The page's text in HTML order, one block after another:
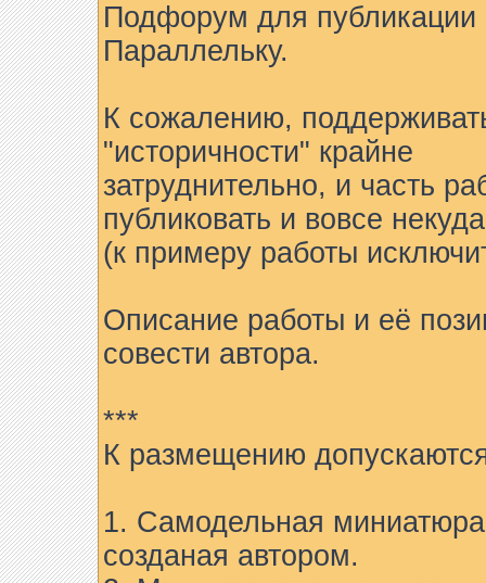
Подфорум для
Параллельку.
К сожалению,
"историчности" крайне
затруднительно, и часть
публиковать и вовсе
(к примеру работы
Описание работы и её
совести автора.
***
К размещению
1. Самодельная
созданая автором.